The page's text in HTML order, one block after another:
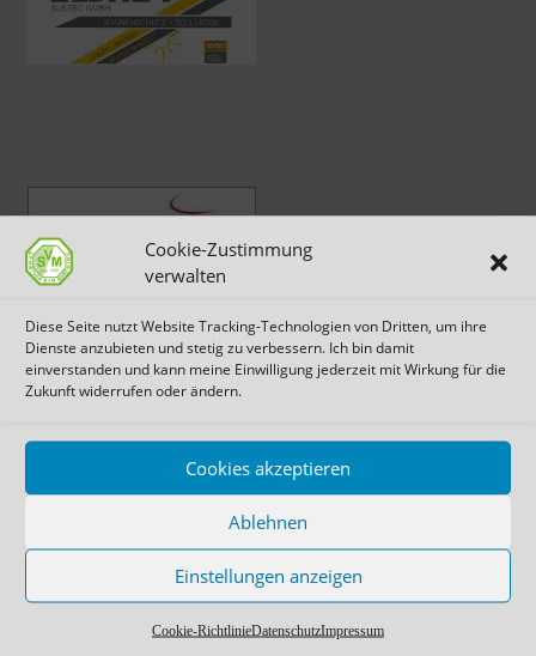
Cookie-Zustimmung
verwalten
Diese Seite nutzt Website Tracking-Technologien von Dritten, um ihre
Dienste anzubieten und stetig zu verbessern. Ich bin damit
einverstanden und kann meine Einwilligung jederzeit mit Wirkung für die
Zukunft widerrufen oder ändern.
Cookies akzeptieren
Ablehnen
Einstellungen anzeigen
Cookie-RichtlinieDatenschutzImpressum